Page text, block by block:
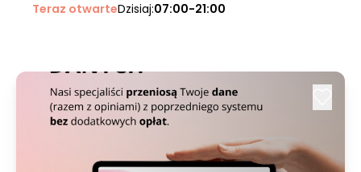
Teraz otwarteDzisiaj:07:00-21:00